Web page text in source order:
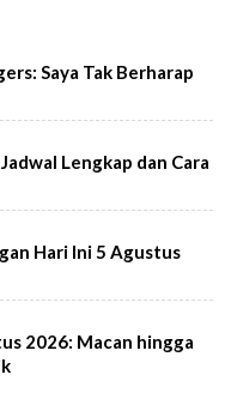
Saya Tak Berharap
Lengkap dan Cara
Hari Ini 5 Agustus
2026: Macan hingga